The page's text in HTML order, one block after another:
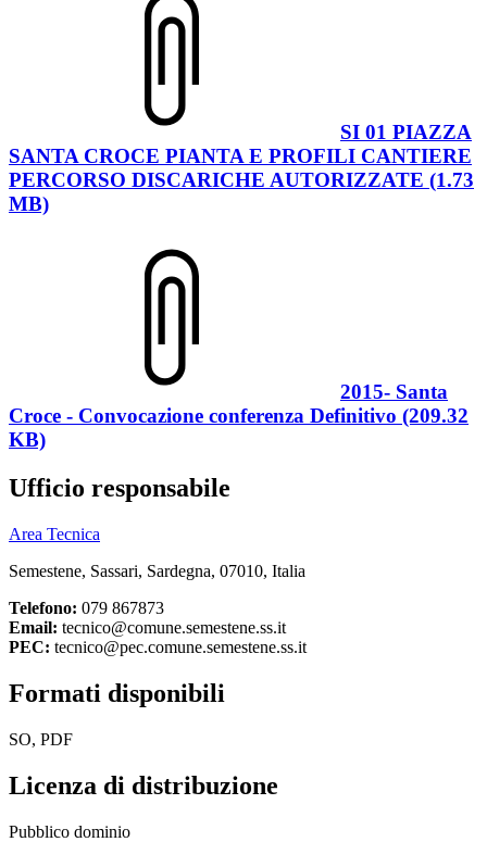
SI 01 PIAZZA
SANTA CROCE PIANTA E PROFILI CANTIERE
PERCORSO DISCARICHE AUTORIZZATE (1.73
MB)
2015- Santa
Croce - Convocazione conferenza Definitivo (209.32
KB)
Ufficio responsabile
Area Tecnica
Semestene, Sassari, Sardegna, 07010, Italia
Telefono: 079 867873
Email: tecnico@comune.semestene.ss.it
PEC: tecnico@pec.comune.semestene.ss.it
Formati disponibili
SO, PDF
Licenza di distribuzione
Pubblico dominio